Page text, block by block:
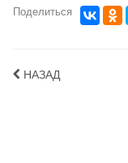
Поделиться
НАЗАД